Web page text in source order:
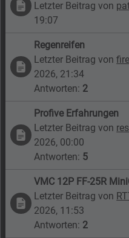
Letzter Beitrag von
19:07
Regenreifen
Letzter Beitrag von
2026, 21:34
Antworten: 2
Profive Erfahrungen
Letzter Beitrag von
2026, 00:00
Antworten: 5
VMC 12P FF-25R
Letzter Beitrag von
2026, 11:53
Antworten: 2